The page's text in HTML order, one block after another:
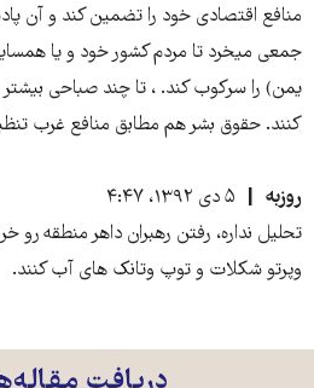
منافع اقتصادی خود را تضمین کند و آن
جمعی میخرد تا مردم کشور خود و یا
یمن) را سرکوب کند. ، تا چند صباحی
کنند. حقوق بشر هم مطابق منافع غرب
روزبه
۵ دی ۱۳۹۲، ۴:۴۷
تحلیل نداره، رفتن رهبران داهر منطقه رو
وپرتو شکلات و توپ وتانک های آب کنند.